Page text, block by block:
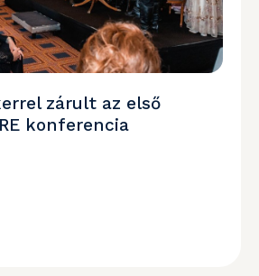
zárult az első
konferencia